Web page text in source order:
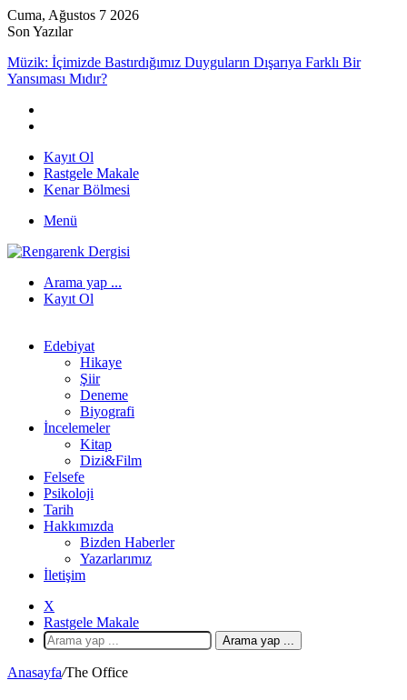
Cuma, Ağustos 7 2026
Son Yazılar
Müzik: İçimizde Bastırdığımız Duyguların Dışarıya Farklı Bir
Yansıması Mıdır?
Kayıt Ol
Rastgele Makale
Kenar Bölmesi
Menü
Arama yap ...
Kayıt Ol
Edebiyat
Hikaye
Şiir
Deneme
Biyografi
İncelemeler
Kitap
Dizi&Film
Felsefe
Psikoloji
Tarih
Hakkımızda
Bizden Haberler
Yazarlarımız
İletişim
X
Rastgele Makale
Arama yap ...
Anasayfa/The Office